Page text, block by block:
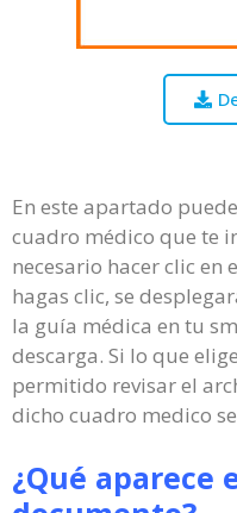
En este apartado
cuadro médico que te
necesario hacer clic en
hagas clic, se
la guía médica en tu
descarga. Si lo que
permitido revisar el
dicho cuadro medico
¿Qué aparece